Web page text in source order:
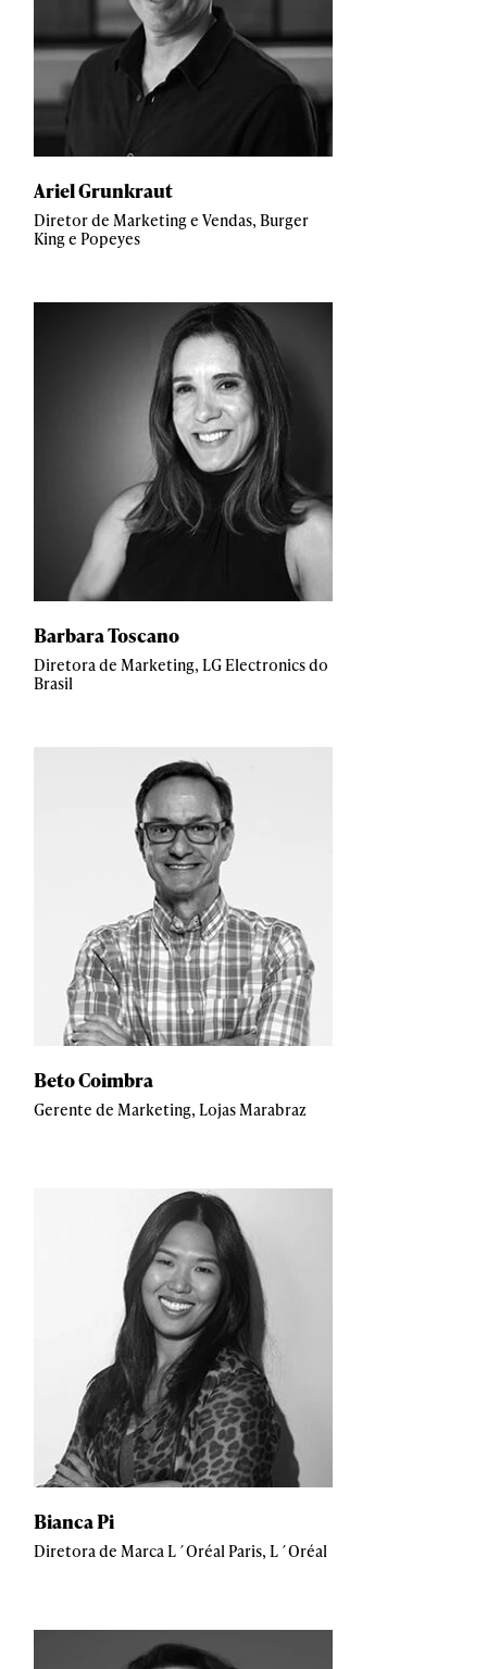
Ariel Grunkraut
Diretor de Marketing e Vendas, Burger
King e Popeyes
Barbara Toscano
Diretora de Marketing, LG Electronics do
Brasil
Beto Coimbra
Gerente de Marketing, Lojas Marabraz
Bianca Pi
Diretora de Marca L´Oréal Paris, L´Oréal